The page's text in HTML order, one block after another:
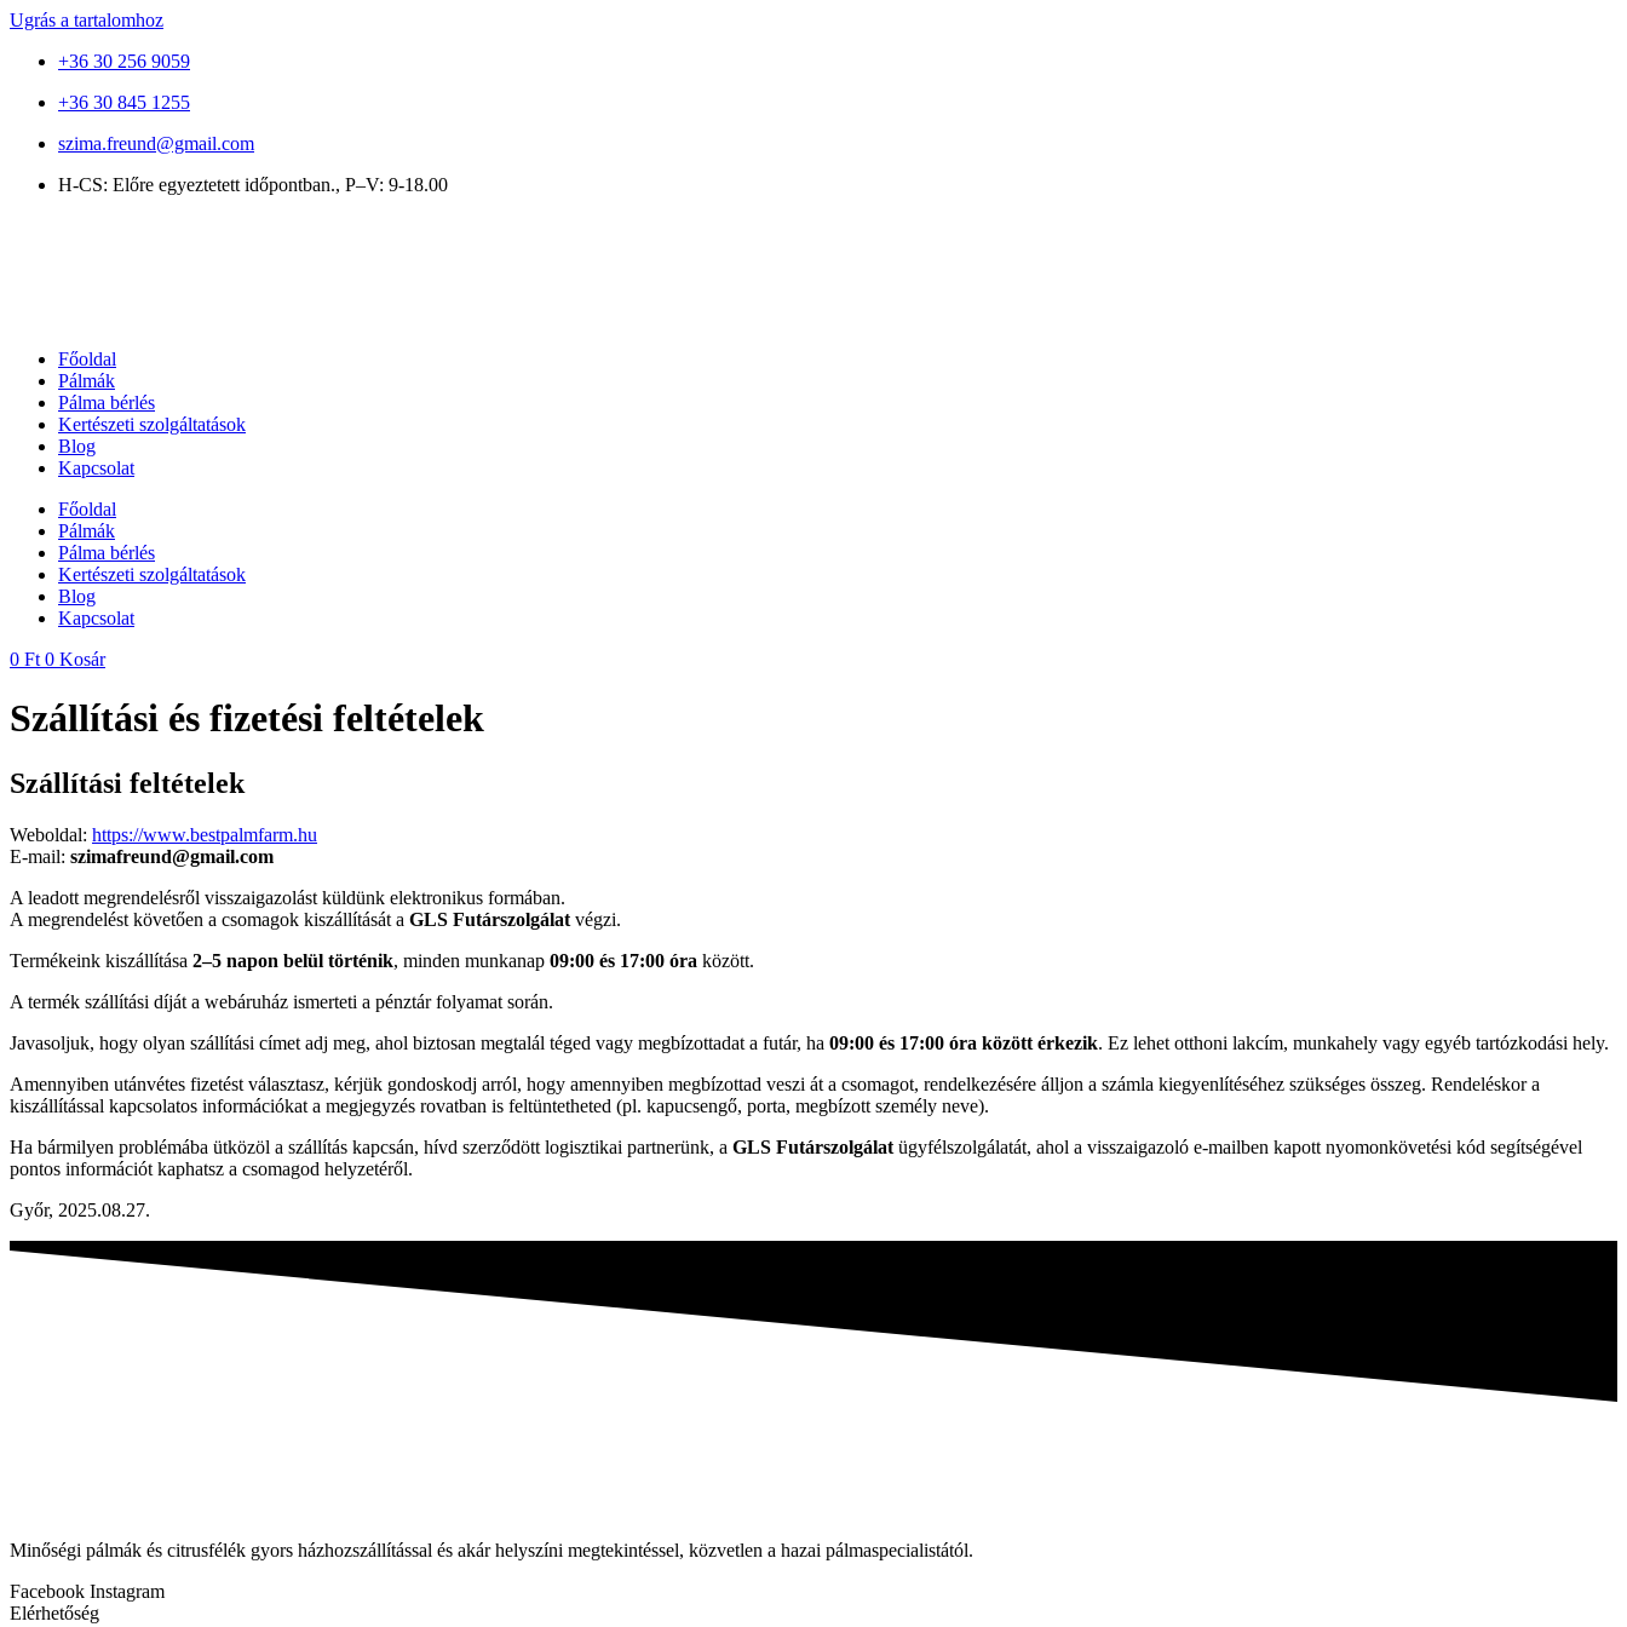
Ugrás a tartalomhoz
+36 30 256 9059
+36 30 845 1255
szima.freund@gmail.com
H-CS: Előre egyeztetett időpontban., P–V: 9-18.00
Főoldal
Pálmák
Pálma bérlés
Kertészeti szolgáltatások
Blog
Kapcsolat
Főoldal
Pálmák
Pálma bérlés
Kertészeti szolgáltatások
Blog
Kapcsolat
0 Ft 0 Kosár
Szállítási és fizetési feltételek
Szállítási feltételek
Weboldal: https://www.bestpalmfarm.hu
E-mail: szimafreund@gmail.com
A leadott megrendelésről visszaigazolást küldünk elektronikus formában.
A megrendelést követően a csomagok kiszállítását a GLS Futárszolgálat végzi.
Termékeink kiszállítása 2–5 napon belül történik, minden munkanap 09:00 és 17:00 óra között.
A termék szállítási díját a webáruház ismerteti a pénztár folyamat során.
Javasoljuk, hogy olyan szállítási címet adj meg, ahol biztosan megtalál téged vagy megbízottadat a futár, ha 09:00 és 17:00 óra között érkezik. Ez lehet otthoni lakcím, munkahely vagy egyéb tartózkodási hely.
Amennyiben utánvétes fizetést választasz, kérjük gondoskodj arról, hogy amennyiben megbízottad veszi át a csomagot, rendelkezésére álljon a számla kiegyenlítéséhez szükséges összeg. Rendeléskor a
kiszállítással kapcsolatos információkat a megjegyzés rovatban is feltüntetheted (pl. kapucsengő, porta, megbízott személy neve).
Ha bármilyen problémába ütközöl a szállítás kapcsán, hívd szerződött logisztikai partnerünk, a GLS Futárszolgálat ügyfélszolgálatát, ahol a visszaigazoló e-mailben kapott nyomonkövetési kód segítségével
pontos információt kaphatsz a csomagod helyzetéről.
Győr, 2025.08.27.
Minőségi pálmák és citrusfélék gyors házhozszállítással és akár helyszíni megtekintéssel, közvetlen a hazai pálmaspecialistától.
Facebook Instagram
Elérhetőség